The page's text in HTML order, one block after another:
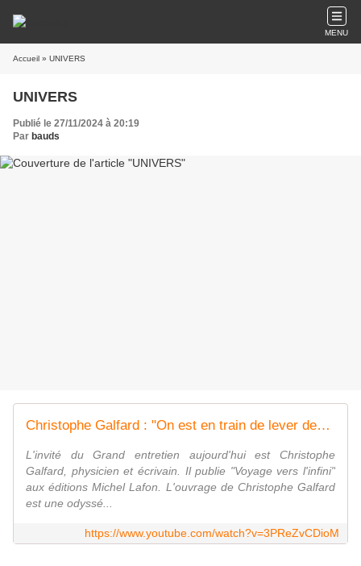
MENU
Accueil » UNIVERS
UNIVERS
Publié le 27/11/2024 à 20:19
Par bauds
Christophe Galfard : "On est en train de lever des mystères sur notre univers qui sont phénoménaux"
L'invité du Grand entretien aujourd'hui est Christophe
Galfard, physicien et écrivain. Il publie "Voyage vers l'infini"
aux éditions Michel Lafon. L'ouvrage de Christophe Galfard
est une odyssé...
https://www.youtube.com/watch?v=3PReZvCDioM